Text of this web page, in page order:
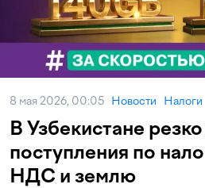
8 мая 2026, 00:05 Новости Налоги
В Узбекистане
поступления по
НДС и землю